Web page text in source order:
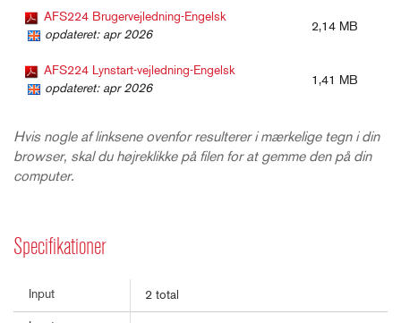
AFS224 Brugervejledning-Engelsk
opdateret: apr 2026
2,14 MB
AFS224 Lynstart-vejledning-Engelsk
opdateret: apr 2026
1,41 MB
Hvis nogle af linksene ovenfor resulterer i mærkelige tegn i din
browser, skal du højreklikke på filen for at gemme den på din
computer.
Specifikationer
Input 2 total